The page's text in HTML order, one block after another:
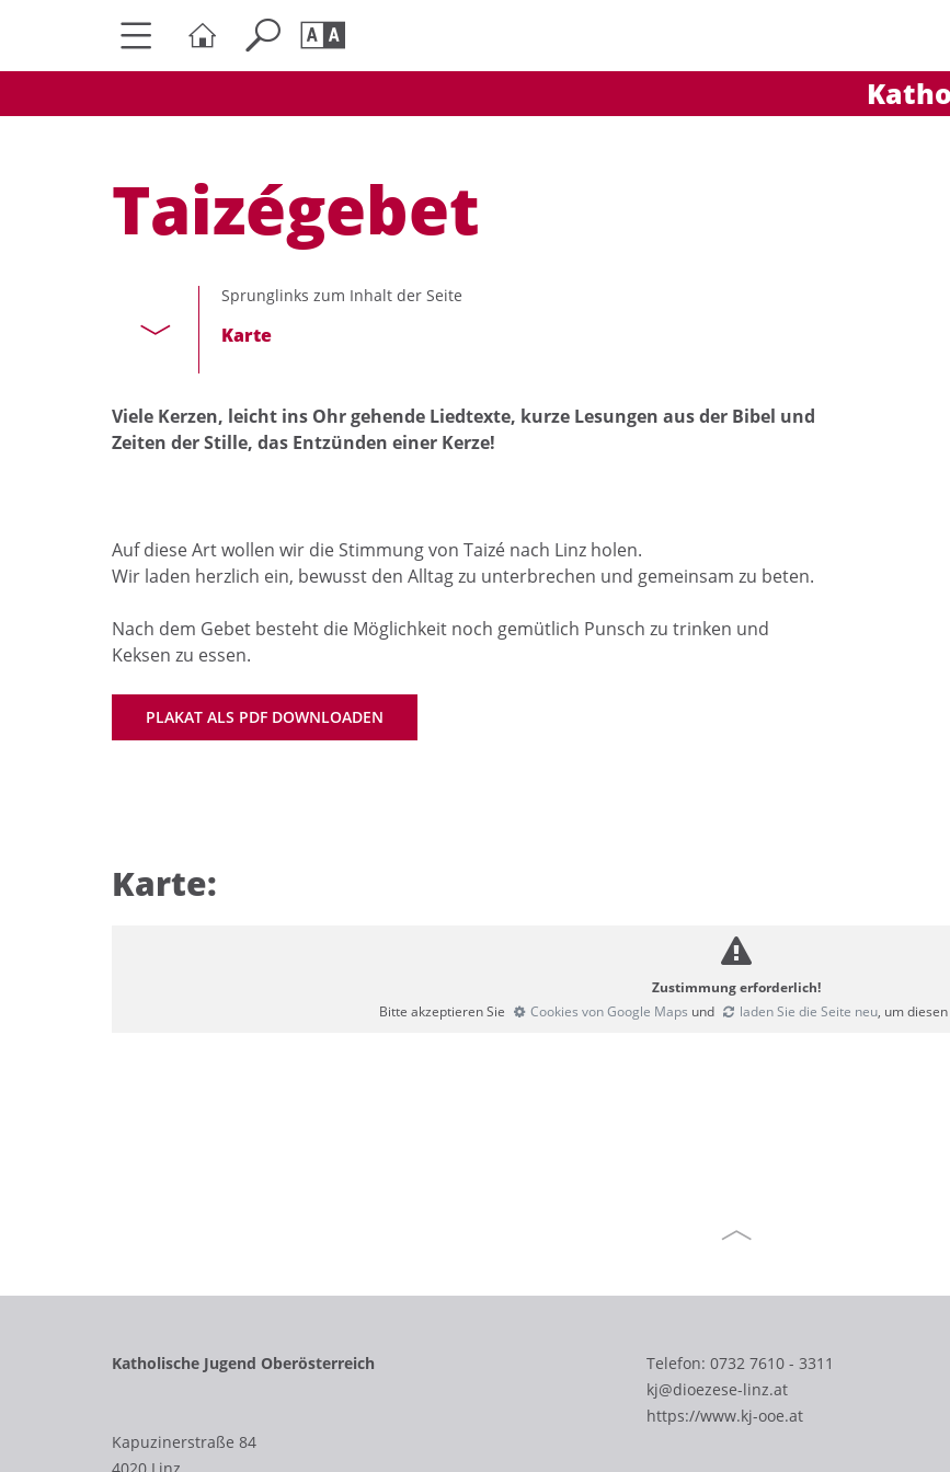
AAA
Taizégebet
Sprunglinks zum Inhalt der Seite
Karte
Viele Kerzen, leicht ins Ohr gehende Liedtexte, kurze Lesungen aus der Bibel und
Zeiten der Stille, das Entzünden einer Kerze!
Auf diese Art wollen wir die Stimmung von Taizé nach Linz holen.
Wir laden herzlich ein, bewusst den Alltag zu unterbrechen und gemeinsam zu beten.
Nach dem Gebet besteht die Möglichkeit noch gemütlich Punsch zu trinken und
Keksen zu essen.
PLAKAT ALS PDF DOWNLOADEN
Karte:
Zustimmung erforderlich!
Bitte akzeptieren Sie
Cookies von Google Maps und laden Sie die Seite neu, um
Katholische Jugend Oberösterreich
Kapuzinerstraße 84
Telefon: 0732 7610 - 3311
kj@dioezese-linz.at
https://www.kj-ooe.at